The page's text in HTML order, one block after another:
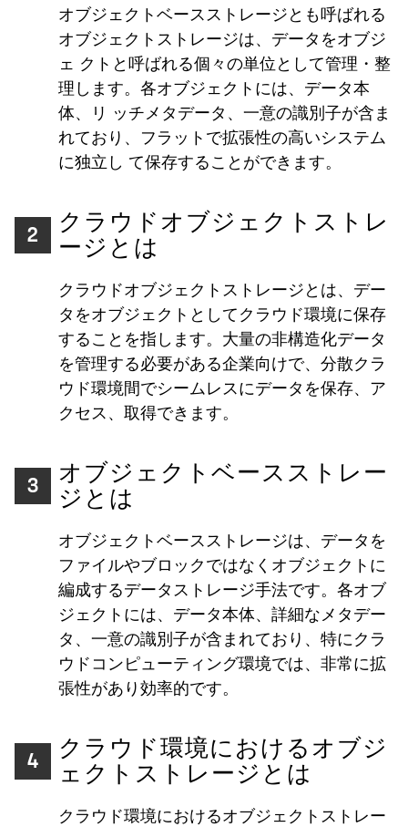
オブジェクトベースストレージとも呼ばれる
オブジェクトストレージは、データをオブジ
ェ クトと呼ばれる個々の単位として管理・整
理します。各オブジェクトには、データ本
体、リ ッチメタデータ、一意の識別子が含ま
れており、フラットで拡張性の高いシステム
に独立し て保存することができます。
2
クラウドオブジェクトストレ
ージとは
クラウドオブジェクトストレージとは、デー
タをオブジェクトとしてクラウド環境に保存
することを指します。大量の非構造化データ
を管理する必要がある企業向けで、分散クラ
ウド環境間でシームレスにデータを保存、ア
クセス、取得できます。
3
オブジェクトベースストレー
ジとは
オブジェクトベースストレージは、データを
ファイルやブロックではなくオブジェクトに
編成するデータストレージ手法です。各オブ
ジェクトには、データ本体、詳細なメタデー
タ、一意の識別子が含まれており、特にクラ
ウドコンピューティング環境では、非常に拡
張性があり効率的です。
4
クラウド環境におけるオブジ
ェクトストレージとは
クラウド環境におけるオブジェクトストレー